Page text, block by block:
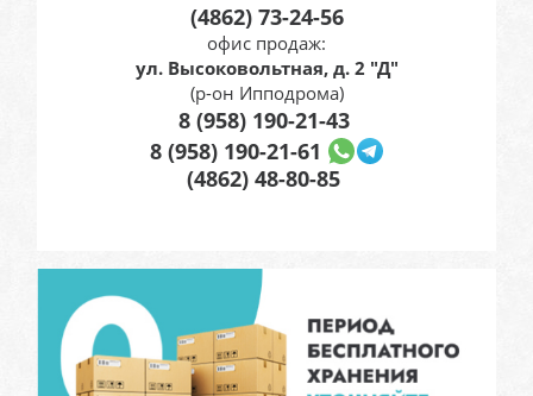
8 (958) 190-21-43
8 (958) 190-21-61
(4862) 48-80-85
(4862) 73-24-56
офис продаж:
ул. Высоковольтная, д. 2 "Д"
(р-он Ипподрома)